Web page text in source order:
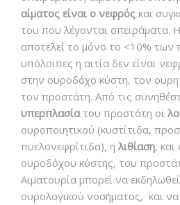
αίματος είναι ο νεφρός και
του που λέγονται σπειράματα.
αποτελεί το μόνο το <10% των
υπόλοιπες η αιτία δεν είναι
στην ουροδόχο κύστη, τον
τον προστάτη. Από τις
υπερπλασίατου προστάτη οι
ουροποιητικού (κυστίτιδα,
πυελονεφρίτιδα), η λιθίαση, και
ουροδόχου κύστης, του
Αιματουρία μπορεί να
ουρολογικού νοσήματος, και να